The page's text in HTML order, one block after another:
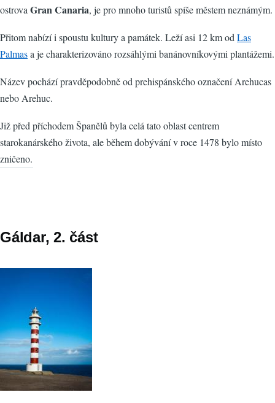
ostrova Gran Canaria, je pro mnoho turistů spíše městem neznámým.
Přitom nabízí i spoustu kultury a památek. Leží asi 12 km od Las
Palmasa je charakterizováno rozsáhlými banánovníkovými plantážemi.
Název pochází pravděpodobně od prehispánského označení Arehucas
nebo Arehuc.
Již před příchodem Španělů byla celá tato oblast centrem
starokanárského života, ale během dobývání v roce 1478 bylo místo
zničeno.
Gáldar, 2. část